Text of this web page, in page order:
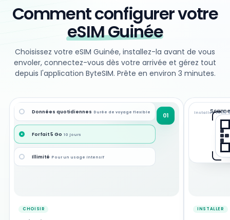
Comment configurer votre
eSIM Guinée
Choisissez votre eSIM Guinée, installez-la avant de vous
envoler, connectez-vous dès votre arrivée et gérez tout
depuis l'application ByteSIM. Prête en environ 3 minutes.
01
Données quotidiennes Durée de voyage flexible
Forfait 5 Go 10 jours
Illimité Pour un usage intensif
CHOISIR
Installez votre
INSTALLER